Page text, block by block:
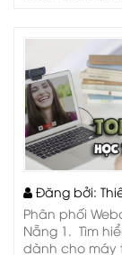
Đăng bởi:
Phân phối
Nẵng 1. Tìm
dành cho máy